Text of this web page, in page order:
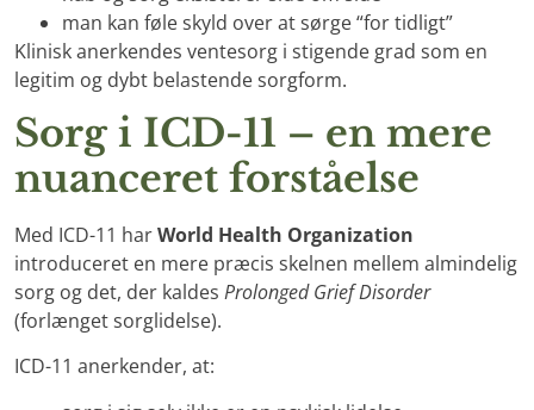
man kan føle skyld over at sørge “for tidligt”
Klinisk anerkendes ventesorg i stigende grad som en
legitim og dybt belastende sorgform.
Sorg i ICD-11 – en mere
nuanceret forståelse
Med ICD-11 harWorld Health Organization
introduceret en mere præcis skelnen mellem almindelig
sorg og det, der kaldes Prolonged Grief Disorder
(forlænget sorglidelse).
ICD-11 anerkender, at: